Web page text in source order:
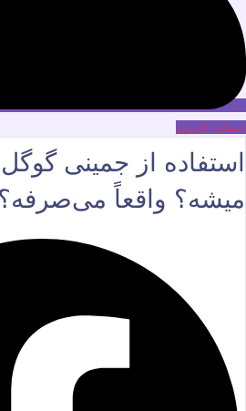
حساب کاربری
استفاده از جمینی گوگل
میشه؟ واقعاً می‌صرفه؟